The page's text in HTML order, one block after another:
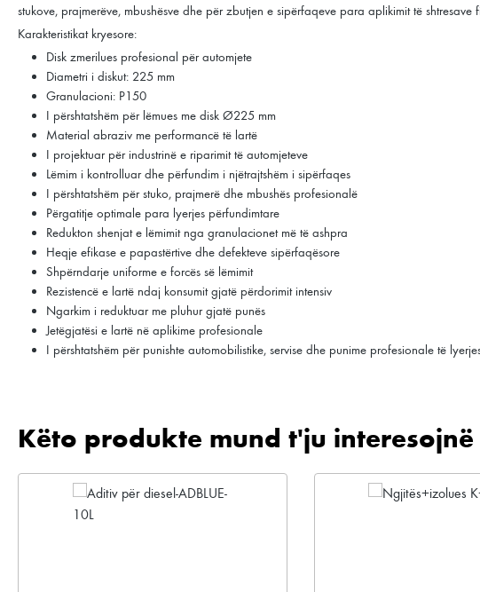
stukove, prajmerëve, mbushësve dhe për zbutjen e sipërfaqeve para aplikimit të shtresave
Karakteristikat kryesore:
Disk zmerilues profesional për automjete
Diametri i diskut: 225 mm
Granulacioni: P150
I përshtatshëm për lëmues me disk Ø225 mm
Material abraziv me performancë të lartë
I projektuar për industrinë e riparimit të automjeteve
Lëmim i kontrolluar dhe përfundim i njëtrajtshëm i sipërfaqes
I përshtatshëm për stuko, prajmerë dhe mbushës profesionalë
Përgatitje optimale para lyerjes përfundimtare
Redukton shenjat e lëmimit nga granulacionet më të ashpra
Heqje efikase e papastërtive dhe defekteve sipërfaqësore
Shpërndarje uniforme e forcës së lëmimit
Rezistencë e lartë ndaj konsumit gjatë përdorimit intensiv
Ngarkim i reduktuar me pluhur gjatë punës
Jetëgjatësi e lartë në aplikime profesionale
I përshtatshëm për punishte automobilistike, servise dhe punime profesionale të
Kalo galerinë e produktit
Këto produkte mund t'ju interesojnë